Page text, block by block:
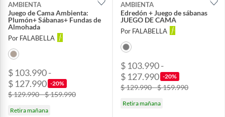
AMBIENTA
Juego de Cama Ambienta:
Plumón+ Sábanas+ Fundas de
Almohada
Por FALABELLA
$ 103.990 -
$ 127.990 -20%
$ 129.990 - $ 159.990
Retira mañana
AMBIENTA
Edredón + Juego de sábanas
JUEGO DE CAMA
Por FALABELLA
$ 103.990 -
$ 127.990 -20%
$ 129.990 - $ 159.990
Retira mañana